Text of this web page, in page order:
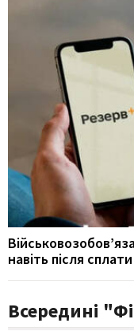
навіть після
Всередині